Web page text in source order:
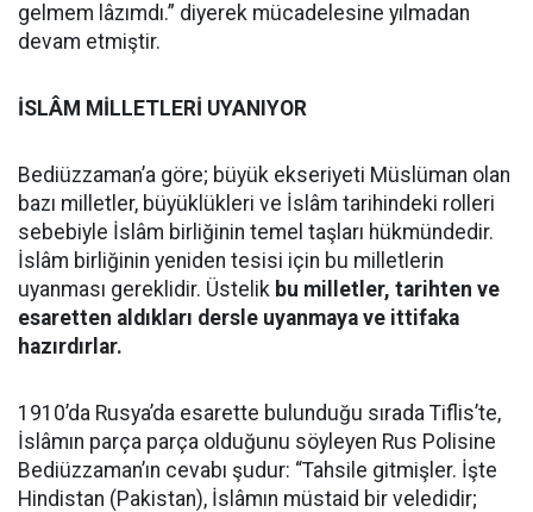
gelmem lâzımdı.” diyerek mücadelesine yılmadan
devam etmiştir.
İSLÂM MİLLETLERİ UYANIYOR
Bediüzzaman’a göre; büyük ekseriyeti Müslüman olan
bazı milletler, büyüklükleri ve İslâm tarihindeki rolleri
sebebiyle İslâm birliğinin temel taşları hükmündedir.
İslâm birliğinin yeniden tesisi için bu milletlerin
uyanması gereklidir. Üstelik bu milletler, tarihten ve
esaretten aldıkları dersle uyanmaya ve ittifaka
hazırdırlar.
1910’da Rusya’da esarette bulunduğu sırada Tiflis’te,
İslâmın parça parça olduğunu söyleyen Rus Polisine
Bediüzzaman’ın cevabı şudur: “Tahsile gitmişler. İşte
Hindistan (Pakistan), İslâmın müstaid bir veledidir;